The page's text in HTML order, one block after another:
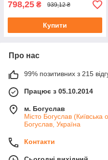
798,25 ₴ 939,12 ₴
Купити
Про нас
99% позитивних з 215
Працює з 05.10.2014
м. Богуслав
Місто Богуслав (Київська
Богуслав, Україна
Контакти